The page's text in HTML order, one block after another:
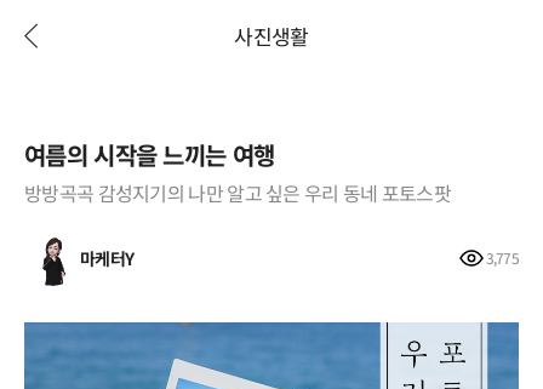
사진생활
여름의 시작을 느끼는 여행
방방곡곡 감성지기의 나만 알고 싶은 우리 동네 포토스팟
마케터Y 3,775